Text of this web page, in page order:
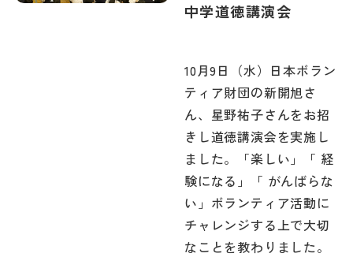
中学道徳講演会
10月9日（水）日本ボラン
ティア財団の新開旭さ
ん、星野祐子さんをお招
きし道徳講演会を実施し
ました。「楽しい」「 経
験になる」「 がんばらな
い」ボランティア活動に
チャレンジする上で大切
なことを教わりました。